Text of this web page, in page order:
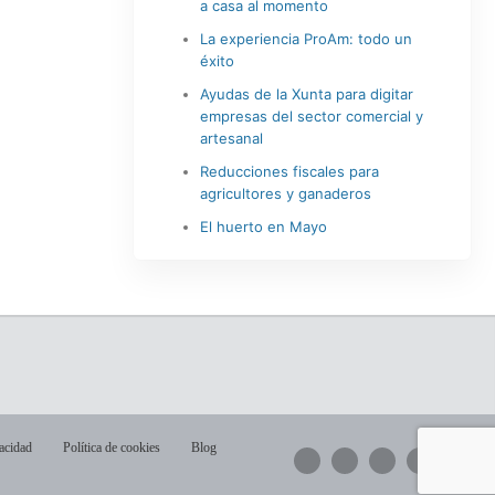
a casa al momento
La experiencia ProAm: todo un
éxito
Ayudas de la Xunta para digitar
empresas del sector comercial y
artesanal
Reducciones fiscales para
agricultores y ganaderos
El huerto en Mayo
Política de cookies
Blog